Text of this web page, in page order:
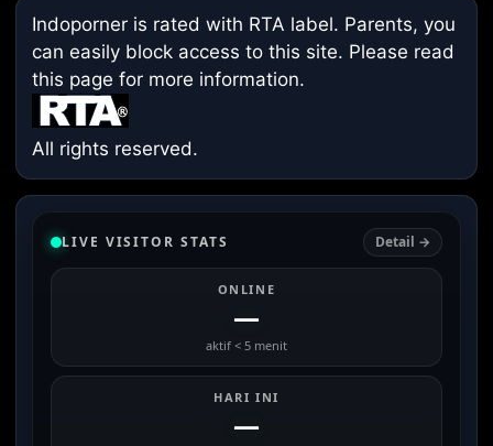
Indoporner is rated with RTA label. Parents, you
can easily block access to this site. Please read
this page for more information.
All rights reserved.
LIVE VISITOR STATS Detail →
ONLINE
—
aktif < 5 menit
HARI INI
—